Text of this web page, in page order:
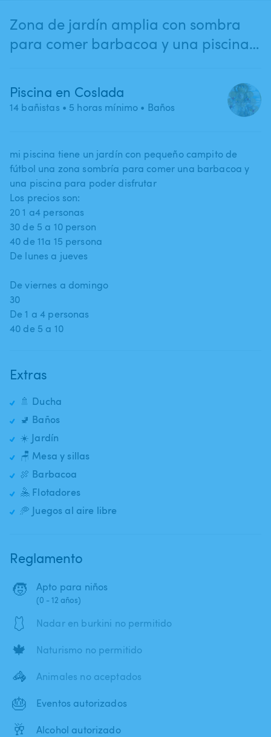
Zona de jardín amplia con sombra
para comer barbacoa y una piscina
campito de fútbol para jugar
Piscina en Coslada
14 bañistas • 5 horas mínimo • Baños
mi piscina tiene un jardín con pequeño campito de
fútbol una zona sombría para comer una barbacoa y
una piscina para poder disfrutar
Los precios son:
20 1 a4 personas
30 de 5 a 10 person
40 de 11a 15 persona
De lunes a jueves
De viernes a domingo
30
De 1 a 4 personas
40 de 5 a 10
Extras
🚿 Ducha
🚽 Baños
☀️ Jardín
🪑 Mesa y sillas
🍖 Barbacoa
🤽 Flotadores
🥏 Juegos al aire libre
Reglamento
🧒 Apto para niños
(0 - 12 años)
🩱 Nadar en burkini no permitido
🍁 Naturismo no permitido
🦓 Animales no aceptados
🎂 Eventos autorizados
🥂 Alcohol autorizado